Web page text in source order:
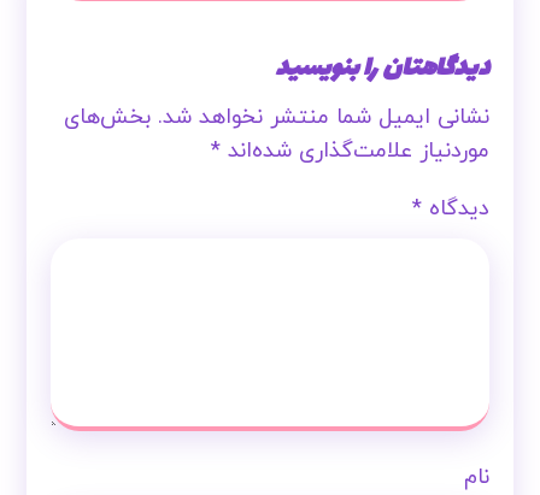
دیدگاهتان را بنویسید
نشانی ایمیل شما منتشر نخواهد شد. بخش‌های
موردنیاز علامت‌گذاری شده‌اند*
دیدگاه*
نام